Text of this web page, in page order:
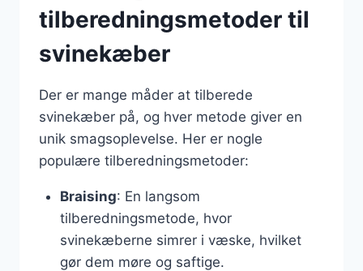
tilberedningsmetoder til
svinekæber
Der er mange måder at tilberede
svinekæber på, og hver metode giver en
unik smagsoplevelse. Her er nogle
populære tilberedningsmetoder:
Braising: En langsom
tilberedningsmetode, hvor
svinekæberne simrer i væske, hvilket
gør dem møre og saftige.